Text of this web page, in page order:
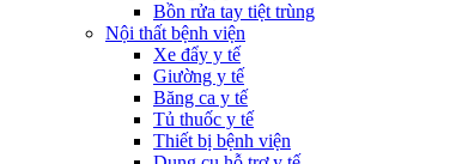
Bồn rửa tay tiệt trùng
Nội thất bệnh viện
Xe đẩy y tế
Giường y tế
Băng ca y tế
Tủ thuốc y tế
Thiết bị bệnh viện